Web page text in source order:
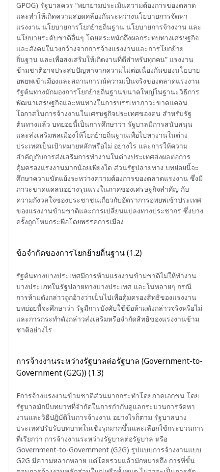
GPOG) รัฐบาลควร “พยายามประเมินความต้องการของตลาด
และทำให้เกิดความสอดคล้องกันระหว่างนโยบายการจัดหา
แรงงาน นโยบายการโยกย้ายถิ่นฐาน นโยบายการจ้างงาน และ
นโยบายระดับชาติอื่นๆ โดยตระหนักถึงผลกระทบทางเศรษฐกิจ
และสังคมในวงกว้างจากการจ้างแรงงานและการโยกย้าย
ถิ่นฐาน และเพื่อส่งเสริมให้เกิดงานที่ดีสำหรับทุกคน” แรงงาน
ข้ามชาติอาจประสบปัญหาจากความไม่ต่อเนื่องกันของนโยบาย
อพยพเข้าเมืองและสถานการณ์ความเป็นจริงของตลาดแรงงาน
รัฐต้นทางมักมองการโยกย้ายถิ่นฐานขนาดใหญ่ในฐานะวิธีการ
พัฒนาเศรษฐกิจและหนทางในการบรรเทาภาวะขาดแคลน
โอกาสในการจ้างงานในเศรษฐกิจประเทศของตน สำหรับรัฐ
ต้นทางแล้ว บทย่อยนี้เป็นการศึกษาว่า รัฐบาลมีการสนับสนุน
และส่งเสริมพลเมืองให้โยกย้ายถิ่นฐานเพื่อไปหางานในต่าง
ประเทศเป็นเป้าหมายหลักหรือไม่ อย่างไร และการให้ความ
สำคัญกับการส่งเสริมการทำงานในต่างประเทศส่งผลต่อการ
คุ้มครองแรงงานมากน้อยเพียงใด ส่วนรัฐปลายทาง บทย่อยนี้จะ
ศึกษาความขัดแย้งระหว่างความต้องการของตลาดแรงงาน ซึ่งมี
ภาวะขาดแคลนอย่างรุนแรงในภาคของเศรษฐกิจสำคัญ กับ
ความกังวลใจของประชาชนเกี่ยวกับอัตราการอพยพเข้าประเทศ
ของแรงงานข้ามชาติและการเปลี่ยนแปลงทางประชากร ซึ่งบาง
ครั้งถูกโหมกระพือโดยพรรคการเมือง
ข้อจำกัดของการโยกย้ายถิ่นฐาน (1.2)
รัฐต้นทางบางประเทศมีการห้ามแรงงานข้ามชาติไม่ให้ทำงาน
บางประเภทในรัฐปลายทางบางประเทศ และในหลายๆ กรณี
การห้ามดังกล่าวถูกอ้างว่าเป็นไปเพื่อคุ้มครองสิทธิของแรงงาน
บทย่อยนี้จะศึกษาว่า รัฐมีการบังคับใช้ข้อห้ามดังกล่าวจริงหรือไม่
และการกระทำดังกล่าวส่งเสริมหรือจำกัดสิทธิของแรงงานข้าม
ชาติอย่างไร
การจ้างงานระหว่างรัฐบาลต่อรัฐบาล (Government-to-
Government (G2G)) (1.3)
Eการจ้างแรงงานข้ามชาติส่วนมากกระทำโดยภาคเอกชน โดย
รัฐบาลมักมีบทบาทที่จำกัดในการกำกับดูแลกระบวนการจัดหา
งานและวิธีปฏิบัติในการจ้างงาน อย่างไรก็ตาม รัฐบาลบาง
ประเทศปรับรับบทบาทในเชิงรุกมากขึ้นและเลือกใช้กระบวนการ
ที่เรียกว่า การจ้างงานระหว่างรัฐบาลต่อรัฐบาล หรือ
Government-to-Government (G2G) รูปแบบการจ้างงานแบบ
G2G มีความหลากหลาย แต่โดยรวมแล้วมักหมายถึง การที่ขั้น